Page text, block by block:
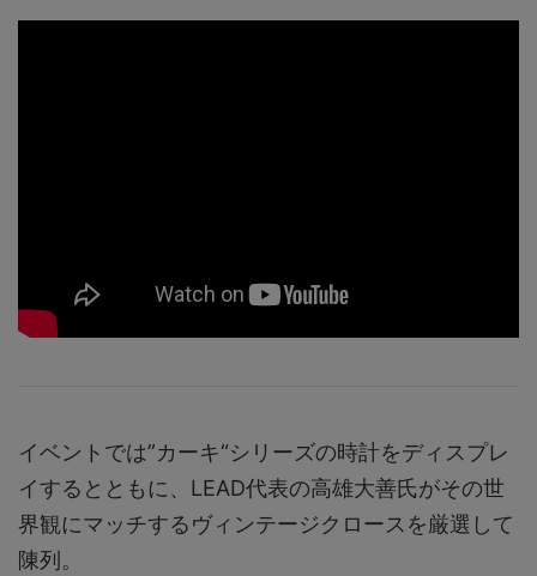
イベントでは”カーキ“シリーズの時計をディスプレ
イするとともに、LEAD代表の高雄大善氏がその世
界観にマッチするヴィンテージクロースを厳選して
陳列。